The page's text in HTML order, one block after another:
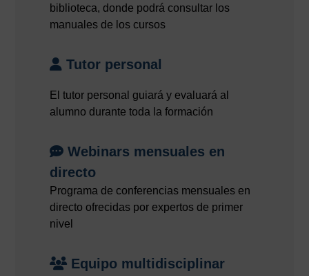
biblioteca, donde podrá consultar los
manuales de los cursos
Tutor personal
El tutor personal guiará y evaluará al
alumno durante toda la formación
Webinars mensuales en
directo
Programa de conferencias mensuales en
directo ofrecidas por expertos de primer
nivel
Equipo multidisciplinar